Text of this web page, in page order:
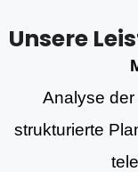
Unsere
Analyse
strukturierte